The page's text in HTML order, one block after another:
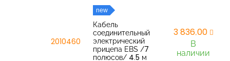
2010460
new
Кабель
соединительный
электрический
прицепа EBS /7
полюсов/ 4.5 м
3 836,00
В
наличии